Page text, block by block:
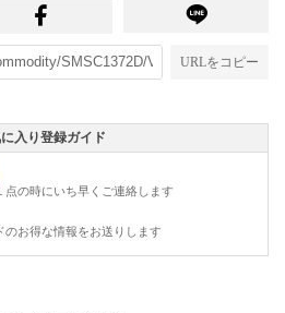
URLをコピー
入り登録ガイド
の時にいち早くご連絡します
のお得な情報をお送りします